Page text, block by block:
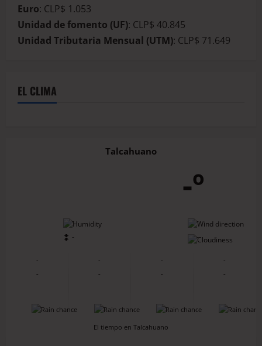
Euro: CLP$ 1.053
Unidad de fomento (UF): CLP$ 40.845
Unidad Tributaria Mensual (UTM): CLP$ 71.649
EL CLIMA
Talcahuano
-º
-
-
-
-
-
-
-
-
-
-
-
-
-
-
-
-
El tiempo en Talcahuano